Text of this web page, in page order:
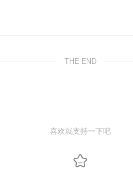
THE END
喜欢就支持一下吧